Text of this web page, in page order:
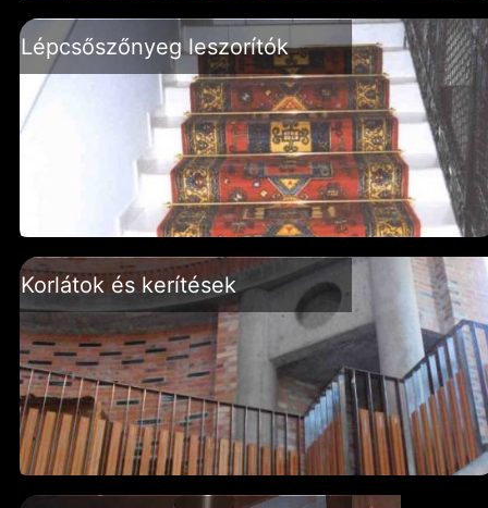
Lépcsőszőnyeg leszorítók
Korlátok és kerítések